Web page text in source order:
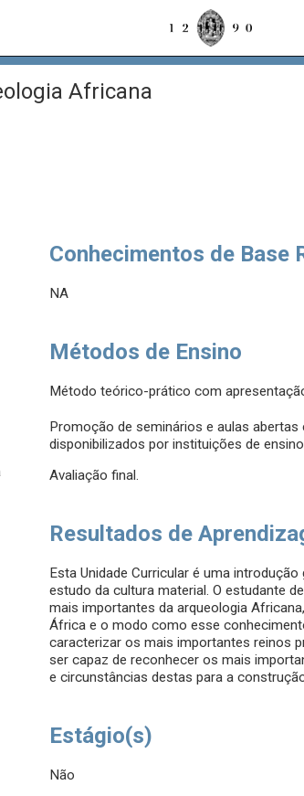
Africana
Conhecimentos de Base
NA
Métodos de Ensino
Método teórico-prático com
Promoção de seminários e aulas
disponibilizados por instituições de
Avaliação final.
Resultados de
Esta Unidade Curricular é uma
estudo da cultura material. O estudante
mais importantes da arqueologia
África e o modo como esse
caracterizar os mais importantes reinos
ser capaz de reconhecer os mais
e circunstâncias destas para a
Estágio(s)
Não